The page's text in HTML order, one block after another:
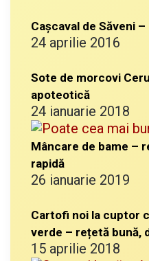
Cașcaval de Săveni –
24 aprilie 2016
Sote de morcovi
apoteotică
24 ianuarie 2018
Mâncare de bame –
rapidă
26 ianuarie 2019
Cartofi noi la cuptor
verde – rețetă bună,
15 aprilie 2018